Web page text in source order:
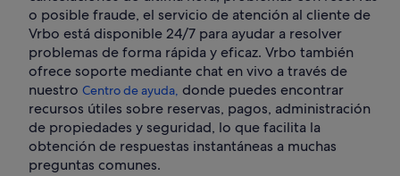
o posible fraude, el servicio de atención al cliente de
Vrbo está disponible 24/7 para ayudar a resolver
problemas de forma rápida y eficaz. Vrbo también
ofrece soporte mediante chat en vivo a través de
nuestro Centro de ayuda, donde puedes encontrar
recursos útiles sobre reservas, pagos, administración
de propiedades y seguridad, lo que facilita la
obtención de respuestas instantáneas a muchas
preguntas comunes.